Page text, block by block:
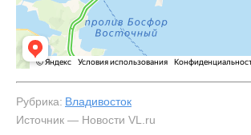
Рубрика: Владивосток
Источник — Новости VL.ru